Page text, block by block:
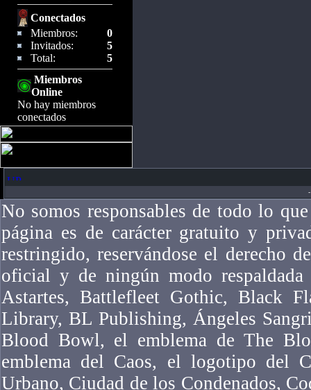
Conectados
Miembros:
0
Invitados:
5
Total:
5
Miembros
Online
No hay miembros
conectados
No somos responsables de todo lo
página es de carácter gratuito y
restringido, reservándose el derecho
oficial y de ningún modo
Astartes, Battlefleet Gothic, Black
Library, BL Publishing, Ángeles
Blood Bowl, el emblema de The
emblema del Caos, el logotipo del
Urbano, Ciudad de los Condenados,